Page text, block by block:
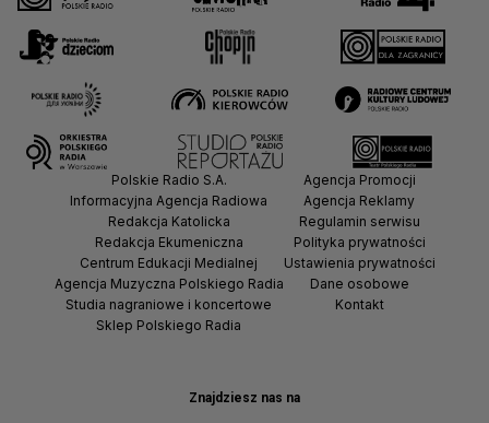
Znajdziesz nas na
Polskie Radio S.A.
Informacyjna Agencja Radiowa
Redakcja Katolicka
Redakcja Ekumeniczna
Centrum Edukacji Medialnej
Agencja Muzyczna Polskiego Radia
Studia nagraniowe i koncertowe
Sklep Polskiego Radia
Agencja Promocji
Agencja Reklamy
Regulamin serwisu
Polityka prywatności
Ustawienia prywatności
Dane osobowe
Kontakt